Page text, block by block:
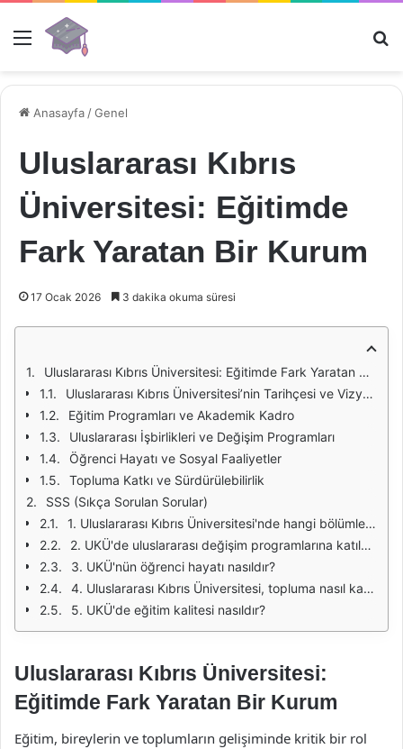
Menü
Anasayfa /Genel
Uluslararası Kıbrıs
Üniversitesi: Eğitimde
Fark Yaratan Bir Kurum
17 Ocak 2026 3 dakika okuma süresi
Uluslararası Kıbrıs Üniversitesi: Eğitimde Fark Yaratan Bir Kurum
Uluslararası Kıbrıs Üniversitesi’nin Tarihçesi ve Vizyonu
Eğitim Programları ve Akademik Kadro
Uluslararası İşbirlikleri ve Değişim Programları
Öğrenci Hayatı ve Sosyal Faaliyetler
Topluma Katkı ve Sürdürülebilirlik
SSS (Sıkça Sorulan Sorular)
1. Uluslararası Kıbrıs Üniversitesi'nde hangi bölümler bulunmaktadır?
2. UKÜ'de uluslararası değişim programlarına katılmak mümkün mü?
3. UKÜ'nün öğrenci hayatı nasıldır?
4. Uluslararası Kıbrıs Üniversitesi, topluma nasıl katkıda bulunmaktadır?
5. UKÜ'de eğitim kalitesi nasıldır?
Uluslararası Kıbrıs Üniversitesi:
Eğitimde Fark Yaratan Bir Kurum
Eğitim, bireylerin ve toplumların gelişiminde kritik bir rol